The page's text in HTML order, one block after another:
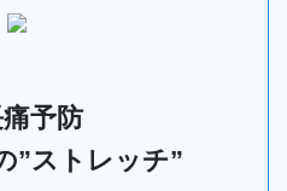
予防
”ストレッチ”